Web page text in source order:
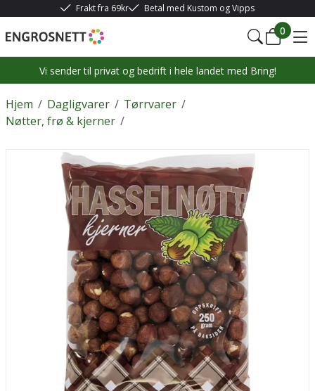
Frakt fra 69kr Betal med Kustom og Vipps
0
Vi sender til privat og bedrift i hele landet med Bring!
/
Hjem /
Dagligvarer /
Tørrvarer
/
Nøtter, frø & kjerner